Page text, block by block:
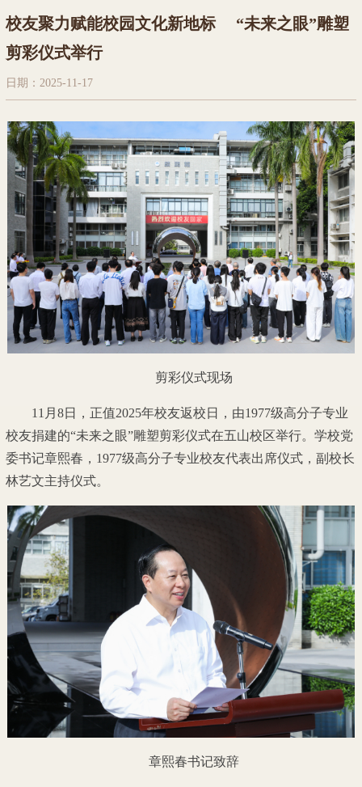
校友聚力赋能校园文化新地标 “未来之眼”雕塑
剪彩仪式举行
日期：2025-11-17
剪彩仪式现场
11月8日，正值2025年校友返校日，由1977级高分子专业
校友捐建的“未来之眼”雕塑剪彩仪式在五山校区举行。学校党
委书记章熙春，1977级高分子专业校友代表出席仪式，副校长
林艺文主持仪式。
章熙春书记致辞